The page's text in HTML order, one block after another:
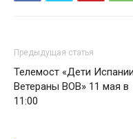
Предыдущая статья
Телемост «Дети
Ветераны ВОВ» 11 мая в
11:00